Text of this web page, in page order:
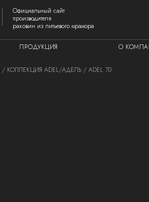
ПРОДУКЦИЯ О
Официальный сайт
производителя
раковин из литьевого мрамора
/ КОЛЛЕКЦИЯ ADEL/АДЕЛЬ / ADEL 70